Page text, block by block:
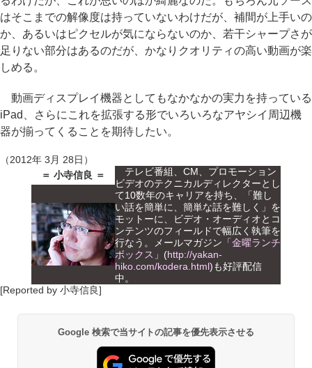
はそこまでの解像度は持っていないわけだが、補間が上手いの
か、あるいはピクセルが気にならないのか、若干シャープさが
足りない部分はあるのだが、かなりクオリティの高い動画が楽
しめる。
動画ディスプレイ機器としてもなかなかの実力を持っている
iPad、さらにこれを拡張する形でいろいろなアヤシイ周辺機
器が揃ってくることを期待したい。
（2012年 3月 28日）
＝ 小寺信良 ＝
テレビ番組、CM、プロモーション
ビデオのテクニカルディレクターとし
て10数年のキャリアを持ち、「難し
い話を簡単に、簡単な話を難しく」を
モットーに、ビデオ・オーディオとコ
ンテンツのフィールドで幅広く執筆を
行なう。メールマガジン「金曜ランチ
ボックス 」(http://yakan-
hiko.com/kodera.html)も好評配信
中。
[Reported by 小寺信良]
Google 検索で当サイトの記事を優先表示させる